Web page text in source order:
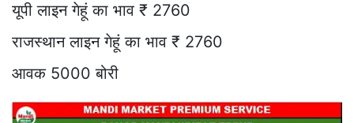
यूपी लाइन गेहूं का भाव ₹ 2760
राजस्थान लाइन गेहूं का भाव ₹ 2760
आवक 5000 बोरी